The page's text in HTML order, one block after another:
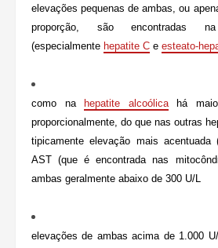
elevações pequenas de ambas, ou
proporção, são encontradas
(especialmente hepatite C e esteato-
como na hepatite alcoólicahá
proporcionalmente, do que nas outras
tipicamente elevação mais
AST (que é encontrada nas
ambas geralmente abaixo de 300 U/L
elevações de ambas acima de 1.000